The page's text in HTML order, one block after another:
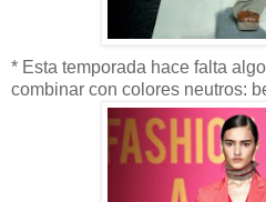
* Esta temporada hace falta
combinar con colores neutros: